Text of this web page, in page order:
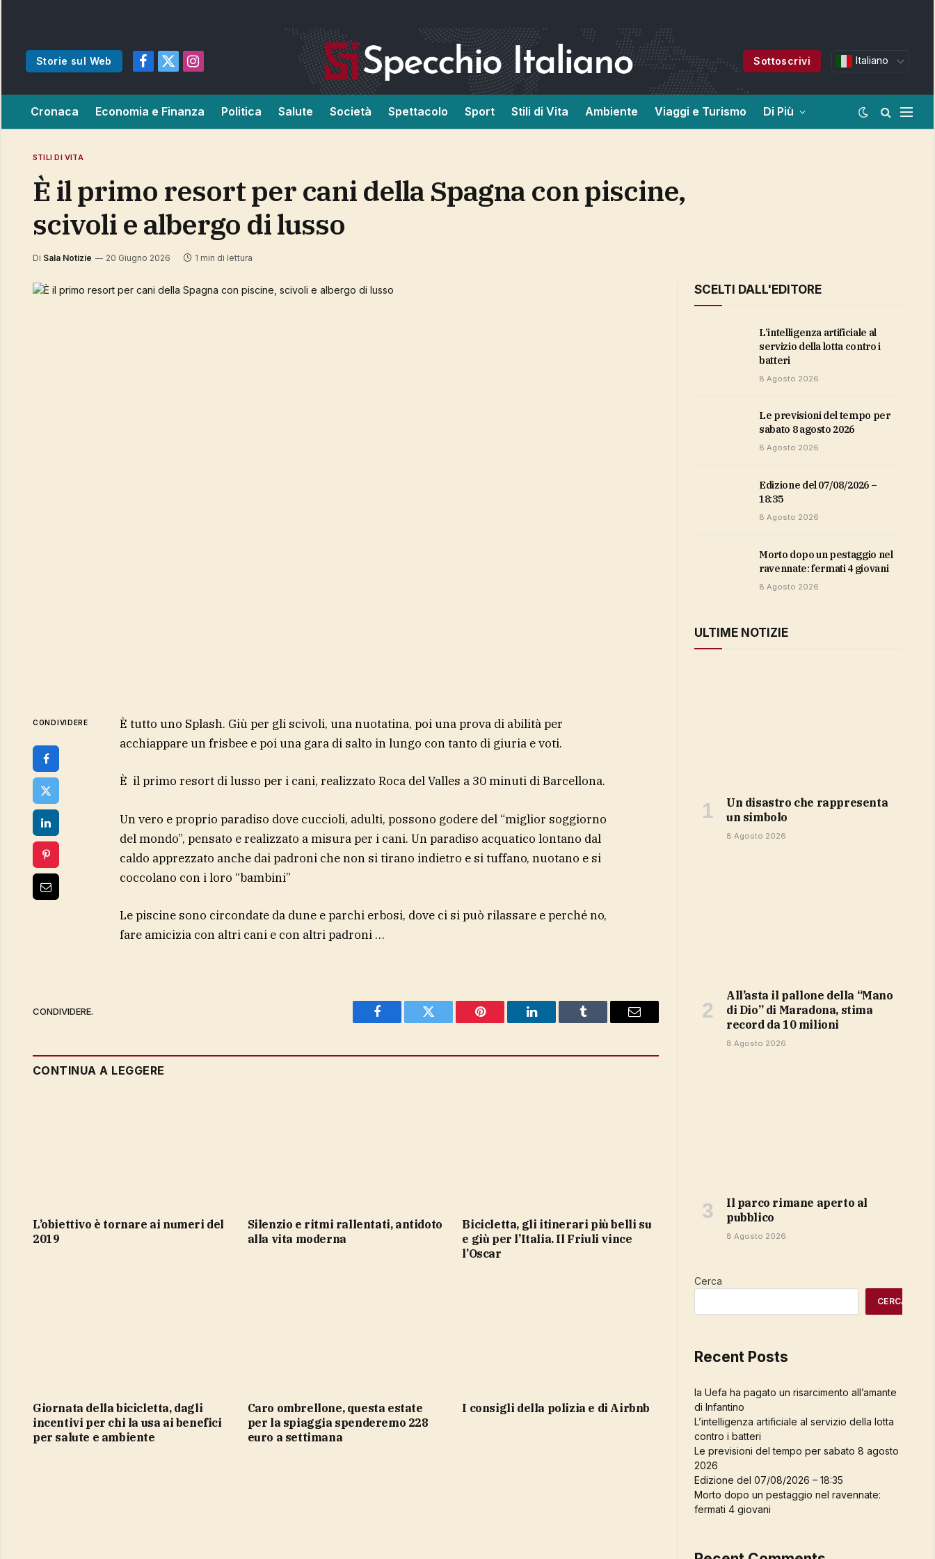
Storie sul Web
Facebook
X
Instagram
Sottoscrivi Italiano
Cronaca Economia e Finanza Politica Salute Società Spettacolo Sport Stili di Vita Ambiente Viaggi e Turismo Di Più
STILI DI VITA
È il primo resort per cani della Spagna con piscine,
scivoli e albergo di lusso
Di Sala Notizie 20 Giugno 2026 1 min di lettura
CONDIVIDERE
È tutto uno Splash. Giù per gli scivoli, una nuotatina, poi una prova di abilità per
acchiappare un frisbee e poi una gara di salto in lungo con tanto di giuria e voti.
È il primo resort di lusso per i cani, realizzato Roca del Valles a 30 minuti di Barcellona.
Un vero e proprio paradiso dove cuccioli, adulti, possono godere del “miglior soggiorno
del mondo”, pensato e realizzato a misura per i cani. Un paradiso acquatico lontano dal
caldo apprezzato anche dai padroni che non si tirano indietro e si tuffano, nuotano e si
coccolano con i loro “bambini”
Le piscine sono circondate da dune e parchi erbosi, dove ci si può rilassare e perché no,
fare amicizia con altri cani e con altri padroni …
CONDIVIDERE.
Facebook Twitter Pinterest LinkedIn Tumblr Email
CONTINUA A LEGGERE
l’obiettivo è tornare ai numeri del
2019
Silenzio e ritmi rallentati, antidoto
alla vita moderna
Bicicletta, gli itinerari più belli su
e giù per l’Italia. Il Friuli vince
l’Oscar
Giornata della bicicletta, dagli
incentivi per chi la usa ai benefici
per salute e ambiente
Caro ombrellone, questa estate
per la spiaggia spenderemo 228
euro a settimana
i consigli della polizia e di Airbnb
SCELTI DALL'EDITORE
L’intelligenza artificiale al
servizio della lotta contro i
batteri
8 Agosto 2026
Le previsioni del tempo per
sabato 8 agosto 2026
8 Agosto 2026
Edizione del 07/08/2026 –
18:35
8 Agosto 2026
Morto dopo un pestaggio nel
ravennate: fermati 4 giovani
8 Agosto 2026
ULTIME NOTIZIE
Un disastro che rappresenta
un simbolo
8 Agosto 2026
All’asta il pallone della “Mano
di Dio” di Maradona, stima
record da 10 milioni
8 Agosto 2026
Il parco rimane aperto al
pubblico
8 Agosto 2026
Cerca
CERCA
Recent Posts
la Uefa ha pagato un risarcimento all’amante
di Infantino
L’intelligenza artificiale al servizio della lotta
contro i batteri
Le previsioni del tempo per sabato 8 agosto
2026
Edizione del 07/08/2026 – 18:35
Morto dopo un pestaggio nel ravennate:
fermati 4 giovani